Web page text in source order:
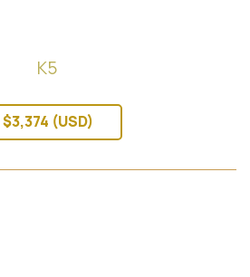
K5
$3,374 (USD)